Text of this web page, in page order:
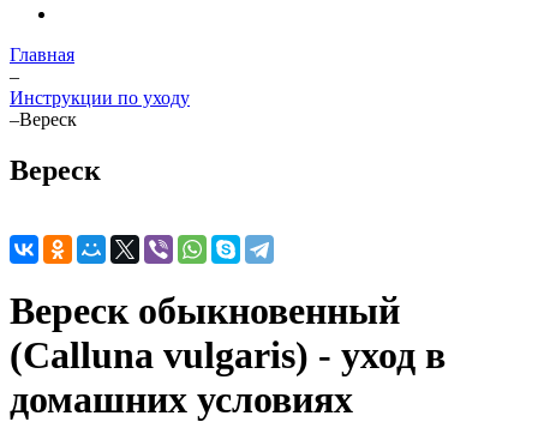
Главная
–
Инструкции по уходу
–Вереск
Вереск
Вереск обыкновенный
(Calluna vulgaris) - уход в
домашних условиях